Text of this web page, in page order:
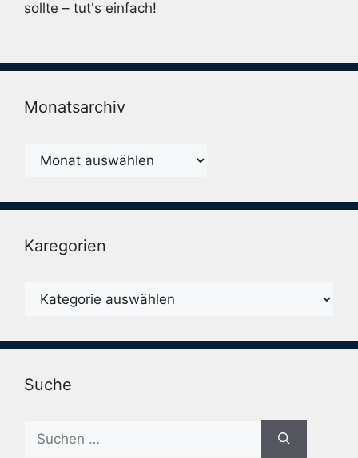
sollte – tut's einfach!
Monatsarchiv
Monatsarchiv
Karegorien
Karegorien
Suche
nach: